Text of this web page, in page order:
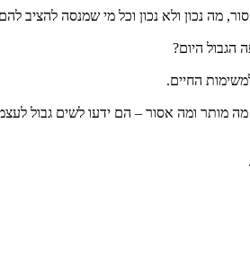
מה נכון ולא נכון וכל מי שמנסה להציב
הגבול היום?
החיים.
מה מותר ומה אסור – הם ידעו לשים גבול